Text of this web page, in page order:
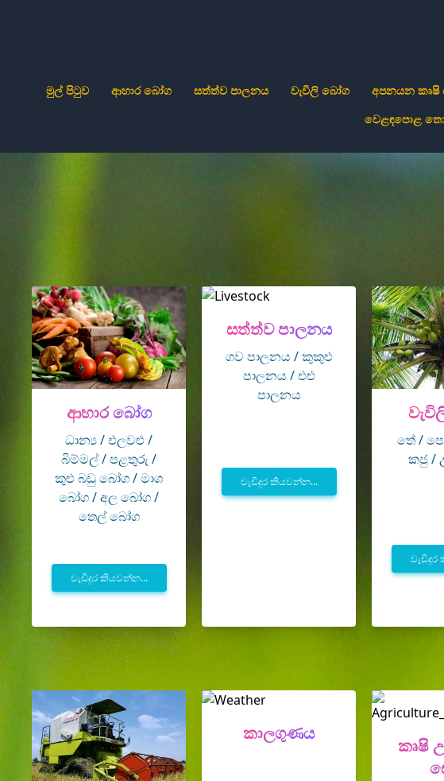
මුල් පිටුව ආහාර බෝග සත්ත්ව පාලනය වැවිලි බෝග අපනයන
වෙළඳපොළ
ආහාර බෝග
ධාන්‍ය / එලවළු /
බිම්මල් / පළතුරු /
කුළු බඩු බෝග / මාශ
බෝග / අල බෝග /
තෙල් බෝග
වැඩිදුර කියවන්න...
සත්ත්ව පාලනය
ගව පාලනය / කුකුළු
පාලනය / එළු
පාලනය
වැඩිදුර කියවන්න...
තේ /
කජු /
කාලගුණය
කෘෂි